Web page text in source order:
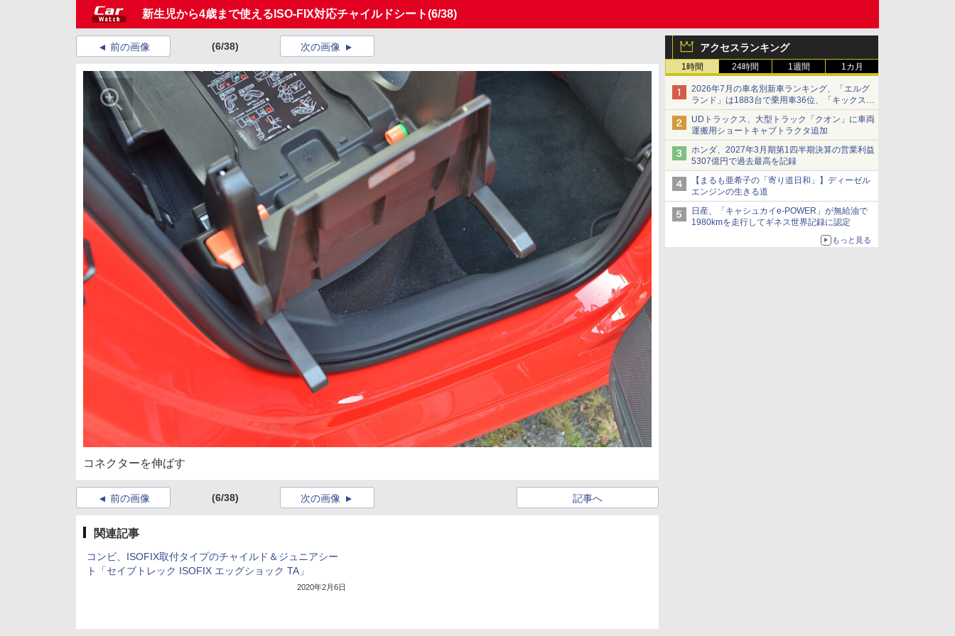
新生児から4歳まで使えるISO-FIX対応チャイルドシート(6/38)
アクセスランキング
1時間 24時間 1週間 1カ月
2026年7月の車名別新車ランキング、「エルグ
ランド」は1883台で乗用車36位、「キックス」
は2591台で27位に
UDトラックス、大型トラック「クオン」に車両
運搬用ショートキャブトラクタ追加
ホンダ、2027年3月期第1四半期決算の営業利益
5307億円で過去最高を記録
【まるも亜希子の「寄り道日和」】ディーゼル
エンジンの生きる道
日産、「キャシュカイe-POWER」が無給油で
1980kmを走行してギネス世界記録に認定
もっと見る
前の画像 (6/38) 次の画像
コネクターを伸ばす
前の画像 (6/38) 記事へ
次の画像
関連記事
コンビ、ISOFIX取付タイプのチャイルド＆ジュニアシー
ト「セイブトレック ISOFIX エッグショック TA」
2020年2月6日